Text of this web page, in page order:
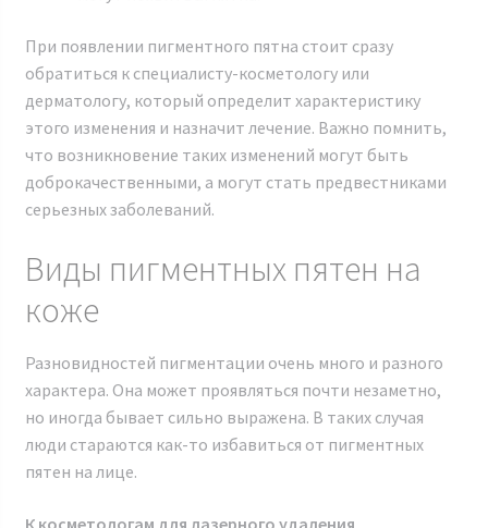
При появлении пигментного пятна стоит сразу
обратиться к специалисту-косметологу или
дерматологу, который определит характеристику
этого изменения и назначит лечение. Важно помнить,
что возникновение таких изменений могут быть
доброкачественными, а могут стать предвестниками
серьезных заболеваний.
Виды пигментных пятен на
коже
Разновидностей пигментации очень много и разного
характера. Она может проявляться почти незаметно,
но иногда бывает сильно выражена. В таких случая
люди стараются как-то избавиться от пигментных
пятен на лице.
К косметологам для лазерного удаления